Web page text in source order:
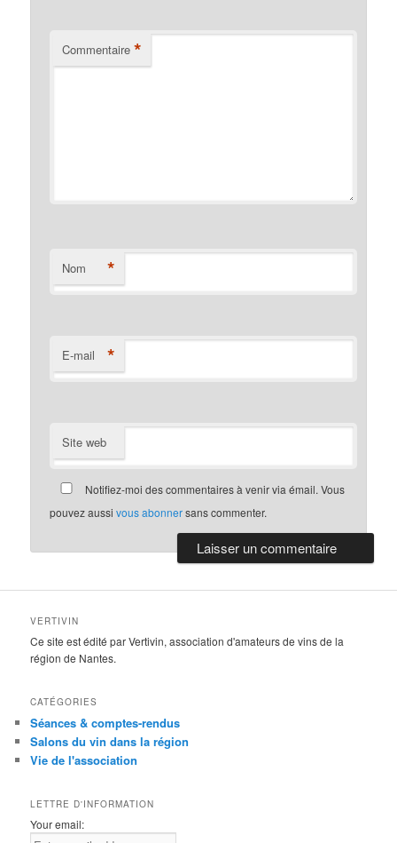
Commentaire *
Nom *
E-mail *
Site web
Notifiez-moi des commentaires à venir via émail. Vous
pouvez aussivous abonnersans commenter.
VERTIVIN
Ce site est édité par Vertivin, association d'amateurs de vins de la
région de Nantes.
CATÉGORIES
Séances & comptes-rendus
Salons du vin dans la région
Vie de l'association
LETTRE D'INFORMATION
Your email: